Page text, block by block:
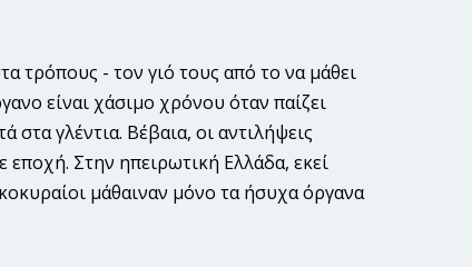
τρόπους - τον γιό τους από το να μάθει
είναι χάσιμο χρόνου όταν παίζει
στα γλέντια. Βέβαια, οι αντιλήψεις
εποχή. Στην ηπειρωτική Ελλάδα, εκεί
μάθαιναν μόνο τα ήσυχα όργανα